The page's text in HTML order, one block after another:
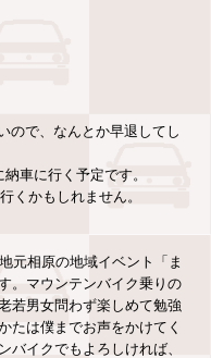
ので、なんとか早退してし
車に行く予定です。
くかもしれません。
元相原の地域イベント「ま
。マウンテンバイク乗りの
若男女問わず楽しめて勉強
たは僕までお声をかけてく
バイクでもよろしければ、